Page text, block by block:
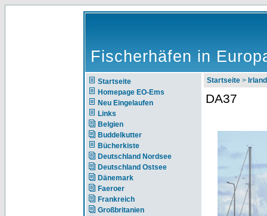
Fischerhäfen in
Startseite
Homepage EO-Ems
Neu Eingelaufen
Links
Belgien
Buddelkutter
Bücherkiste
Deutschland Nordsee
Deutschland Ostsee
Dänemark
Faeroer
Frankreich
Großbritanien
Startseite > Irland
DA37